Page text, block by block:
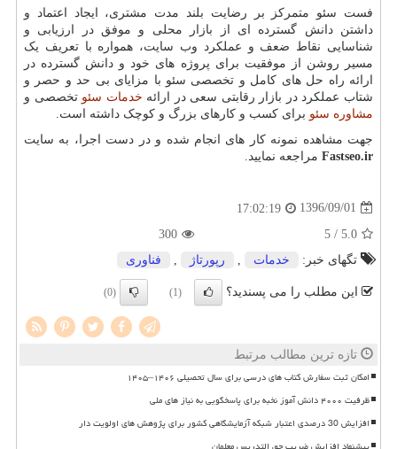
فست سئو متمرکز بر رضایت بلند مدت مشتری، ایجاد اعتماد و
داشتن دانش گسترده ای از بازار محلی و موفق در ارزیابی و
شناسایی نقاط ضعف و عملکرد وب سایت، همواره با تعریف یک
مسیر روشن از موفقیت برای پروژه های خود و دانش گسترده در
ارائه راه حل های کامل و تخصصی سئو با مزایای بی حد و حصر و
شتاب عملکرد در بازار رقابتی سعی در ارائه خدمات سئو تخصصی و
مشاوره سئو برای کسب و کارهای بزرگ و کوچک داشته است.
جهت مشاهده نمونه کار های انجام شده و در دست اجرا، به سایت
Fastseo.ir مراجعه نمایید.
1396/09/01
17:02:19
5.0
/ 5
300
تگهای خبر:
خدمات رپورتاژ فناوری
این مطلب را می پسندید؟ (1)
(0)
تازه ترین مطالب مرتبط
امکان ثبت سفارش کتاب های درسی برای سال تحصیلی ۱۴۰۶–۱۴۰۵
ظرفیت ۴۰۰۰ دانش آموز نخبه برای پاسخگویی به نیاز های ملی
افزایش 30 درصدی اعتبار شبکه آزمایشگاهی کشور برای پژوهش های اولویت دار